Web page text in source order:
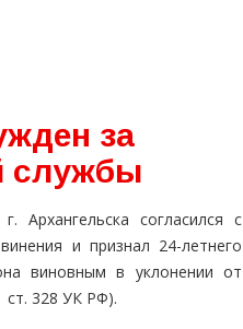
за
службы
Архангельска согласился с
и признал 24-летнего
виновным в уклонении от
ст. 328 УК РФ).